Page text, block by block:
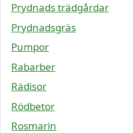
Prydnads trädgårdar
Prydnadsgräs
Pumpor
Rabarber
Rädisor
Rödbetor
Rosmarin